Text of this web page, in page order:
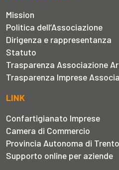
Mission
Politica dell’Associazione
Dirigenza e rappresentanza
Statuto
Trasparenza Associazione
Trasparenza Imprese
LINK
Confartigianato Imprese
Camera di Commercio
Provincia Autonoma di Trento
Supporto online per aziende